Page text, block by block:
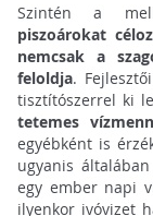
Szintén a
piszoárokat
nemcsak a
feloldja.
tisztítószerrel ki
tetemes
egyébként is
ugyanis
egy ember napi
ilyenkor ivóvizet